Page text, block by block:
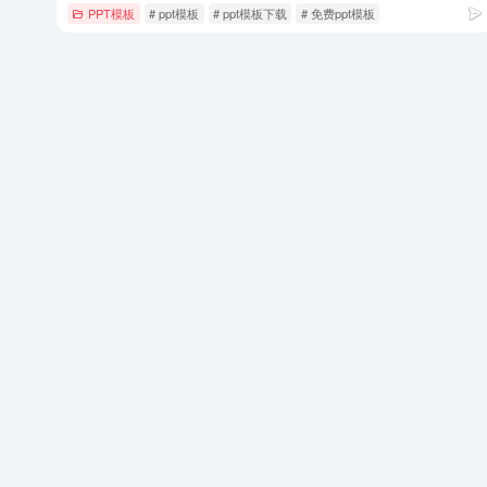
PPT模板 # ppt模板 # ppt模板下载 # 免费ppt模板